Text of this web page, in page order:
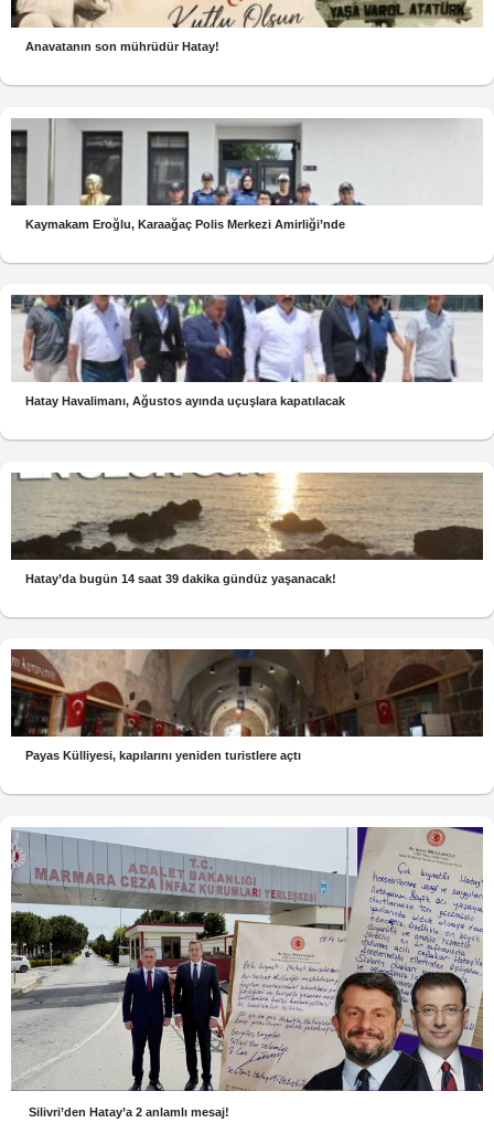
Anavatanın son mührüdür Hatay!
Kaymakam Eroğlu, Karaağaç Polis Merkezi Amirliği’nde
Hatay Havalimanı, Ağustos ayında uçuşlara kapatılacak
Hatay’da bugün 14 saat 39 dakika gündüz yaşanacak!
Payas Külliyesi, kapılarını yeniden turistlere açtı
Silivri’den Hatay’a 2 anlamlı mesaj!